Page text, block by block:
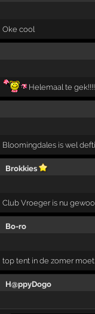
Oke cool
Helemaal te
Bloomingdales is wel
Brokkies
Club Vroeger is nu
Bo-ro
top tent in de zomer
H@ppyDogo